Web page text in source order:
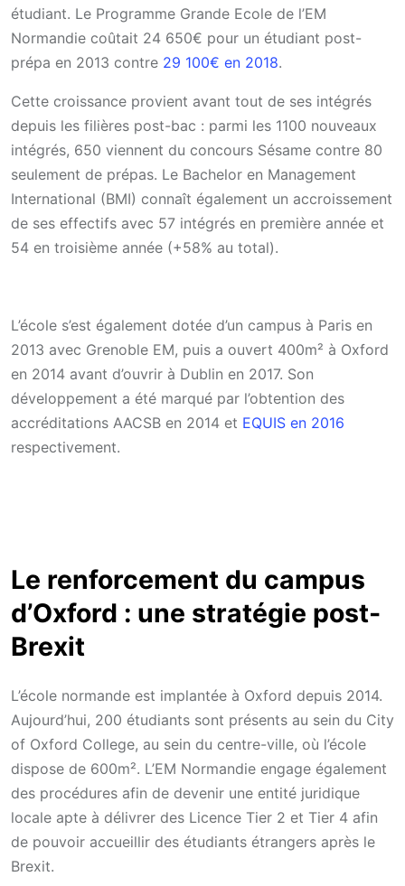
étudiant. Le Programme Grande Ecole de l’EM
Normandie coûtait 24 650€ pour un étudiant post-
prépa en 2013 contre 29 100€ en 2018.
Cette croissance provient avant tout de ses intégrés
depuis les filières post-bac : parmi les 1100 nouveaux
intégrés, 650 viennent du concours Sésame contre 80
seulement de prépas. Le Bachelor en Management
International (BMI) connaît également un accroissement
de ses effectifs avec 57 intégrés en première année et
54 en troisième année (+58% au total).
L’école s’est également dotée d’un campus à Paris en
2013 avec Grenoble EM, puis a ouvert 400m² à Oxford
en 2014 avant d’ouvrir à Dublin en 2017. Son
développement a été marqué par l’obtention des
accréditations AACSB en 2014 et EQUIS en 2016
respectivement.
Le renforcement du campus
d’Oxford : une stratégie post-
Brexit
L’école normande est implantée à Oxford depuis 2014.
Aujourd’hui, 200 étudiants sont présents au sein du City
of Oxford College, au sein du centre-ville, où l’école
dispose de 600m². L’EM Normandie engage également
des procédures afin de devenir une entité juridique
locale apte à délivrer des Licence Tier 2 et Tier 4 afin
de pouvoir accueillir des étudiants étrangers après le
Brexit.